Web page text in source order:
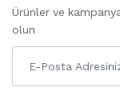
Ürünler ve
olun